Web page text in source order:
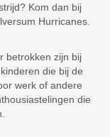
Kom dan bij
Hurricanes.
betrokken zijn bij
die bij de
werk of andere
die